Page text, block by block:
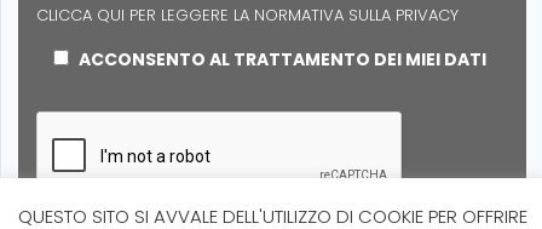
CLICCA QUI PER LEGGERE LA NORMATIVA SULLA PRIVACY
ACCONSENTO AL TRATTAMENTO DEI MIEI DATI
QUESTO SITO SI AVVALE DELL'UTILIZZO DI COOKIE PER OFFRIRE